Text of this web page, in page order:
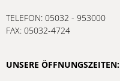
TELEFON: 05032 - 953000
FAX: 05032-4724
UNSERE ÖFFNUNGSZEITEN: